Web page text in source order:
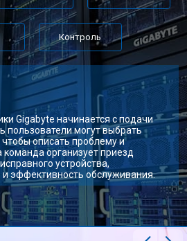
Контроль
Gigabyte начинается с подачи
пользователи могут выбрать
описать проблему и
организует приезд
устройства,
и эффективность обслуживания.